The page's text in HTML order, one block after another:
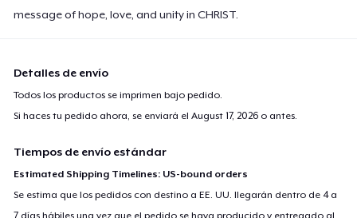
message of hope, love, and unity in CHRIST.
Detalles de envío
Todos los productos se imprimen bajo pedido.
Si haces tu pedido ahora, se enviará elAugust 17, 2026 o antes.
Tiempos de envío estándar
Estimated Shipping Timelines: US-bound orders
Se estima que los pedidos con destino a EE. UU. llegarán dentro de 4 a
7 días hábiles una vez que el pedido se haya producido y entregado al